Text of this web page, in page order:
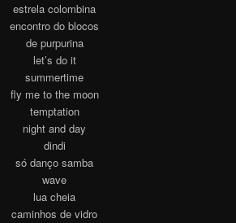
estrela colombina
encontro do blocos
de purpurina
let’s do it
summertime
fly me to the moon
temptation
night and day
dindi
só danço samba
wave
lua cheia
caminhos de vidro